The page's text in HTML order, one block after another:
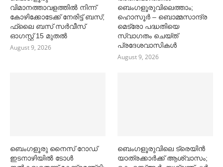
വിമാനത്താവളത്തില്‍ നിന്ന്
കോഴിക്കോടേക്ക് നേരിട്ട് ബസ്;
ഫ്ലൈ ബസ് സര്‍വീസ്
ഓഗസ്റ്റ് 15 മുതല്‍
August 9, 2026
ബെംഗളൂരുവിലെത്താം;
ഹൊസൂര്‍ – ബൊമ്മസാന്ദ്ര
മെട്രോ പദ്ധതിയെ
സ്വാഗതം ചെയ്ത്
പ്രദേശവാസികള്‍
August 9, 2026
ബെംഗളൂരു നൈസ് റോഡ്
ഇടനാഴിയില്‍ ടോള്‍
ബെംഗളൂരുവിലെ ട്രെയിൻ
യാത്രക്കാര്‍ക്ക് ആശ്വാസം;